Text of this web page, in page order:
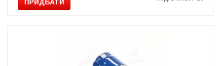
ПРИДБАТИ